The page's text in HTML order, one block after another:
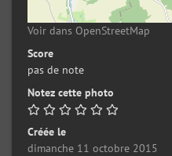
Voir dans OpenStreetMap
Score
pas de note
Notez cette photo
Créée le
dimanche 11 octobre 2015